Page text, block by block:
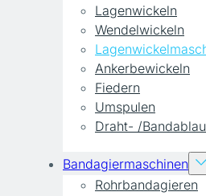
Lagenwickeln
Wendelwickeln
Ankerbewickeln
Fiedern
Umspulen
Draht- /
Bandagiermaschinen
Rohrbandagieren